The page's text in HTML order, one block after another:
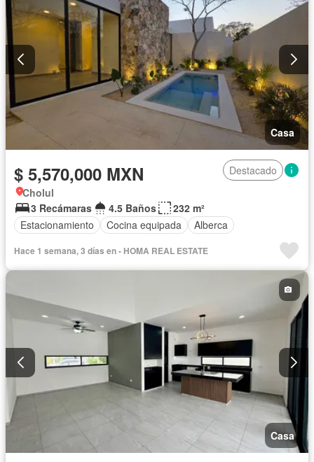
Casa
$ 5,570,000 MXN
Destacado
Cholul
3 Recámaras
4.5 Baños
232 m²
Estacionamiento
Cocina equipada Alberca
Hace 1 semana, 3 días en - HOMA REAL ESTATE
Casa